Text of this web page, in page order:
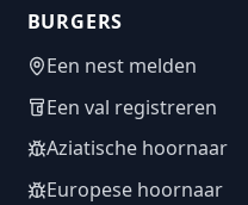
BURGERS
Een nest melden
Een val registreren
Aziatische hoornaar
Europese hoornaar